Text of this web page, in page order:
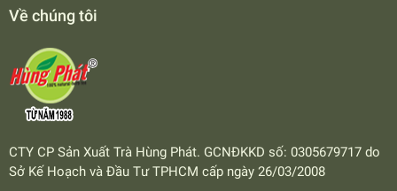
Về chúng tôi
CTY CP Sản Xuất Trà Hùng Phát. GCNĐKKD số: 0305679717 do
Sở Kế Hoạch và Đầu Tư TPHCM cấp ngày 26/03/2008